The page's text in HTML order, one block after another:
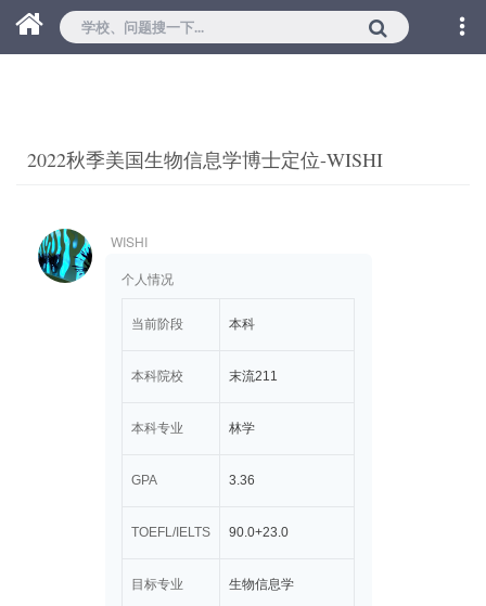
2022秋季美国生物信息学博士定位-WISHI
WISHI
个人情况
当前阶段 本科
本科院校 末流211
本科专业 林学
GPA 3.36
TOEFL/IELTS 90.0+23.0
目标专业 生物信息学